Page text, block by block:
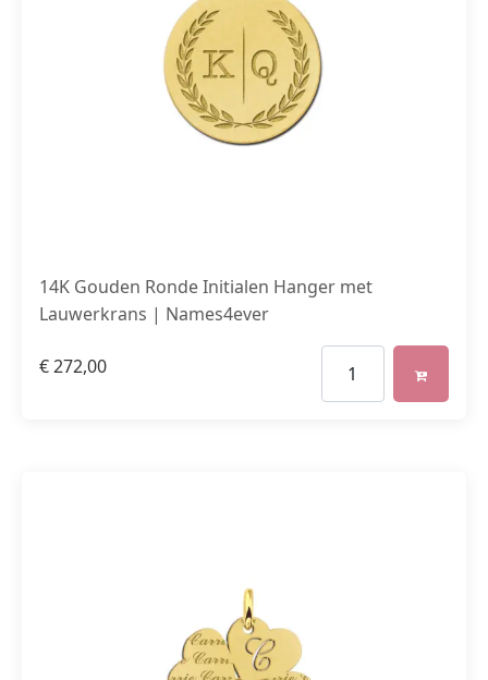
14K Gouden Ronde Initialen Hanger met
Lauwerkrans | Names4ever
€272,00